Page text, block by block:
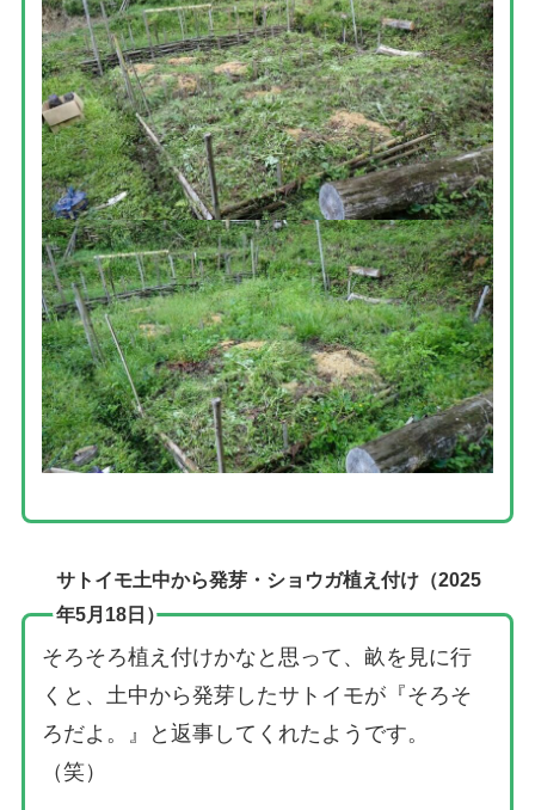
サトイモ土中から発芽・ショウガ植え付け（2025
年5月18日）
そろそろ植え付けかなと思って、畝を見に行
くと、土中から発芽したサトイモが『そろそ
ろだよ。』と返事してくれたようです。
（笑）